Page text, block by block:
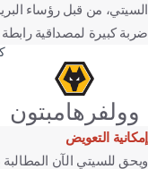
ضربة كبيرة لمصداقية رابطة
وولفرهامبتون
إمكانية التعويض
ويحق للسيتي الآن